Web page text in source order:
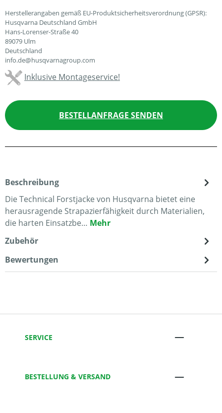
Herstellerangaben gemäß EU-Produktsicherheitsverordnung (GPSR):
Husqvarna Deutschland GmbH
Hans-Lorenser-Straße 40
89079 Ulm
Deutschland
info.de@husqvarnagroup.com
Inklusive Montageservice!
BESTELLANFRAGE SENDEN
Beschreibung
Die Technical Forstjacke von Husqvarna bietet eine
herausragende Strapazierfähigkeit durch Materialien,
die harten Einsatzbe… Mehr
Zubehör
Bewertungen
SERVICE
BESTELLUNG & VERSAND